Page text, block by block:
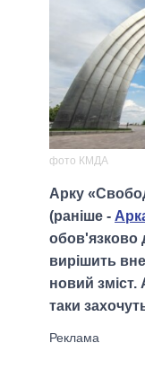
фото КМДА
Арку
(раніше -
обов'язково
вирішить
новий зміст.
таки